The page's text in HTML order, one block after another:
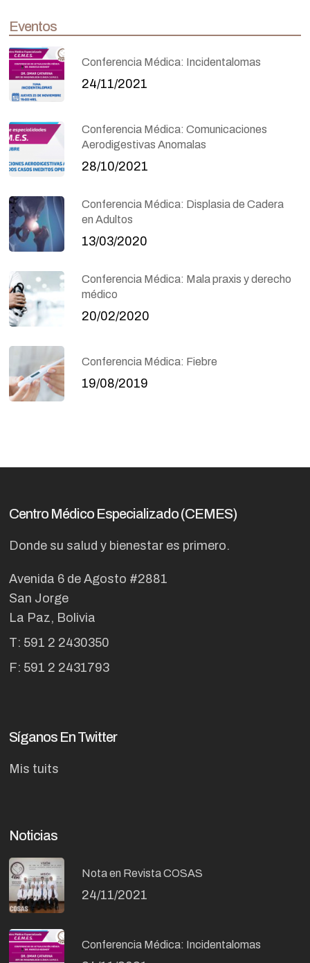
Eventos
Conferencia Médica: Incidentalomas
24/11/2021
Conferencia Médica: Comunicaciones
Aerodigestivas Anomalas
28/10/2021
Conferencia Médica: Displasia de Cadera
en Adultos
13/03/2020
Conferencia Médica: Mala praxis y derecho
médico
20/02/2020
Conferencia Médica: Fiebre
19/08/2019
Centro Médico Especializado (CEMES)
Donde su salud y bienestar es primero.
Avenida 6 de Agosto #2881
San Jorge
La Paz, Bolivia
T: 591 2 2430350
F: 591 2 2431793
Síganos En Twitter
Mis tuits
Noticias
Nota en Revista COSAS
24/11/2021
Conferencia Médica: Incidentalomas